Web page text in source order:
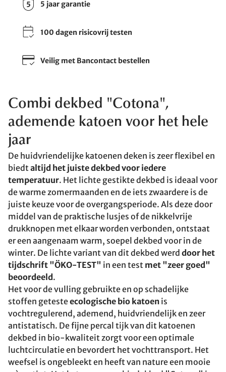
5 jaar garantie
100 dagen risicovrij testen
Veilig met Bancontact bestellen
Combi dekbed "Cotona",
ademende katoen voor het hele
jaar
De huidvriendelijke katoenen deken is zeer flexibel en
biedtaltijd het juiste dekbed voor iedere
temperatuur. Het lichte gestikte dekbed is ideaal voor
de warme zomermaanden en de iets zwaardere is de
juiste keuze voor de overgangsperiode. Als deze door
middel van de praktische lusjes of de nikkelvrije
drukknopen met elkaar worden verbonden, ontstaat
er een aangenaam warm, soepel dekbed voor in de
winter. De lichte variant van dit dekbed werd door het
tijdschrift "ÖKO-TEST" in een test met "zeer goed"
beoordeeld .
Het voor de vulling gebruikte en op schadelijke
stoffen getesteecologische bio katoen is
vochtregulerend, ademend, huidvriendelijk en zeer
antistatisch. De fijne percal tijk van dit katoenen
dekbed in bio-kwaliteit zorgt voor een optimale
luchtcirculatie en bevordert het vochttransport. Het
weefsel is ongebleekt en heeft van nature een mooie